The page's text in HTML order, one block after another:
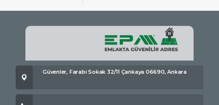
Güvenler, Farabi Sokak 32/11 Çankaya 06690, Ankara